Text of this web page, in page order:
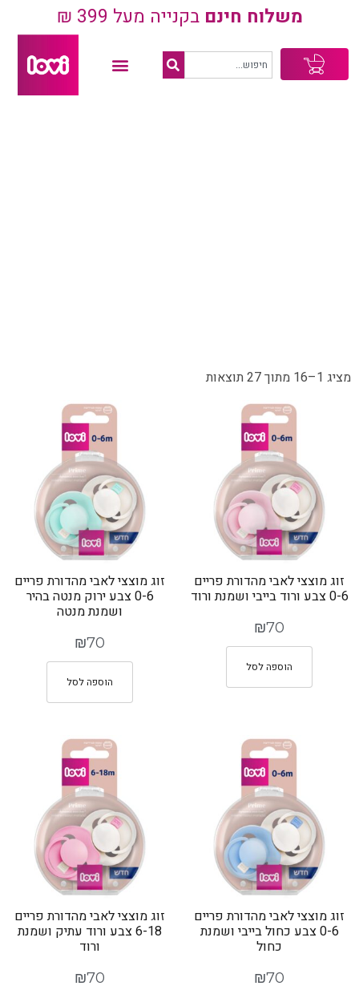
משלוח חינםבקנייה מעל 399 ₪
מציג 1–16 מתוך 27 תוצאות
זוג מוצצי לאבי מהדורת פריים
0-6 צבע ורוד בייבי ושמנת ורוד
₪70
הוספה לסל
זוג מוצצי לאבי מהדורת פריים
0-6 צבע ירוק מנטה בהיר
ושמנת מנטה
₪70
הוספה לסל
זוג מוצצי לאבי מהדורת פריים
0-6 צבע כחול בייבי ושמנת
כחול
₪70
זוג מוצצי לאבי מהדורת פריים
6-18 צבע ורוד עתיק ושמנת
ורוד
₪70